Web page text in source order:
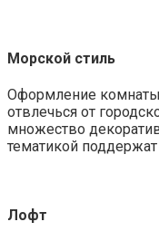
Морской стиль
Оформление
отвлечься от
множество
тематикой
Лофт